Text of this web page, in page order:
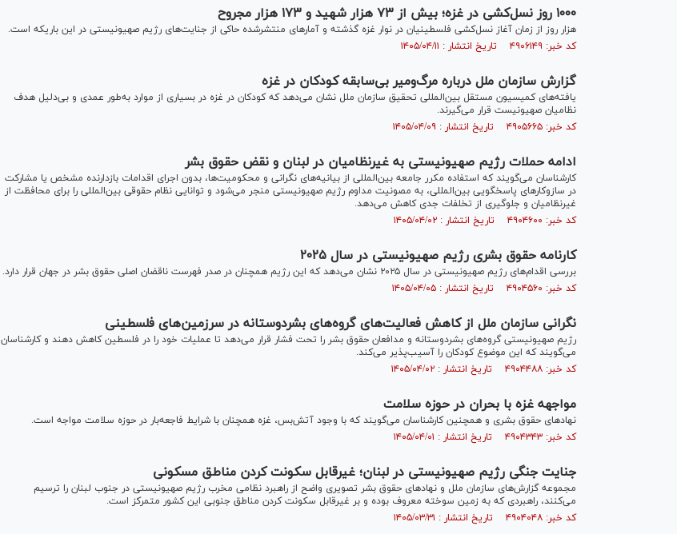
۱۰۰۰ روز نسل‌کشی در غزه؛ بیش از ۷۳ هزار شهید و ۱۷۳ هزار مجروح
هزار روز از زمان آغاز نسل‌کشی فلسطینیان در نوار غزه گذشته و آمار‌های منتشرشده حاکی از جنایت‌های رژیم صهیونیستی در این باریکه است.
کد خبر: ۴۹۰۶۱۴۹ تاریخ انتشار : ۱۴۰۵/۰۴/۱۱
گزارش سازمان ملل درباره مرگ‌ومیر بی‌سابقه کودکان در غزه
یافته‌های کمیسیون مستقل بین‌المللی تحقیق سازمان ملل نشان می‌دهد که کودکان در غزه در بسیاری از موارد به‌طور عمدی و بی‌دلیل هدف
نظامیان صهیونیست قرار می‌گیرند.
کد خبر: ۴۹۰۵۶۶۵ تاریخ انتشار : ۱۴۰۵/۰۴/۰۹
ادامه حملات رژیم صهیونیستی به غیرنظامیان در لبنان و نقض حقوق بشر
کارشناسان می‌گویند که استفاده مکرر جامعه بین‌المللی از بیانیه‌های نگرانی و محکومیت‌ها، بدون اجرای اقدامات بازدارنده مشخص یا مشارکت
در سازوکار‌های پاسخگویی بین‌المللی، به مصونیت مداوم رژیم صهیونیستی منجر می‌شود و توانایی نظام حقوقی بین‌المللی را برای محافظت از
غیرنظامیان و جلوگیری از تخلفات جدی کاهش می‌دهد.
کد خبر: ۴۹۰۴۶۰۰ تاریخ انتشار : ۱۴۰۵/۰۴/۰۲
کارنامه حقوق بشری رژیم صهیونیستی در سال ۲۰۲۵
بررسی اقدام‌های رژیم صهیونیستی در سال ۲۰۲۵ نشان می‌دهد که این رژیم همچنان در صدر فهرست ناقضان اصلی حقوق بشر در جهان قرار دارد.
کد خبر: ۴۹۰۴۵۶۰ تاریخ انتشار : ۱۴۰۵/۰۴/۰۵
نگرانی سازمان ملل از کاهش فعالیت‌های گروه‌های بشردوستانه در سرزمین‌های فلسطینی
رژیم صهیونیستی گروه‌های بشردوستانه و مدافعان حقوق بشر را تحت فشار قرار می‌دهد تا عملیات خود را در فلسطین کاهش دهند و کارشناسان
می‌گویند که این موضوع کودکان را آسیب‌پذیر می‌کند.
کد خبر: ۴۹۰۴۴۸۸ تاریخ انتشار : ۱۴۰۵/۰۴/۰۲
مواجهه غزه با بحران در حوزه سلامت
نهاد‌های حقوق بشری و همچنین کارشناسان می‌گویند که با وجود آتش‌بس، غزه همچنان با شرایط فاجعه‌بار در حوزه سلامت مواجه است.
کد خبر: ۴۹۰۴۳۴۳ تاریخ انتشار : ۱۴۰۵/۰۴/۰۱
جنایت جنگی رژیم صهیونیستی در لبنان؛ غیرقابل سکونت کردن مناطق مسکونی
مجموعه گزارش‌های سازمان ملل و نهاد‌های حقوق بشر تصویری واضح از راهبرد نظامی مخرب رژیم صهیونیستی در جنوب لبنان را ترسیم
می‌کنند، راهبردی که به زمین سوخته معروف بوده و بر غیرقابل سکونت کردن مناطق جنوبی این کشور متمرکز است.
کد خبر: ۴۹۰۴۰۴۸ تاریخ انتشار : ۱۴۰۵/۰۳/۳۱